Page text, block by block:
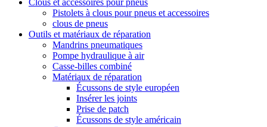
Clous et accessoires pour pneus
Pistolets à clous pour pneus et accessoires
clous de pneus
Outils et matériaux de réparation
Mandrins pneumatiques
Pompe hydraulique à air
Casse-billes combiné
Matériaux de réparation
Écussons de style européen
Insérer les joints
Prise de patch
Écussons de style américain